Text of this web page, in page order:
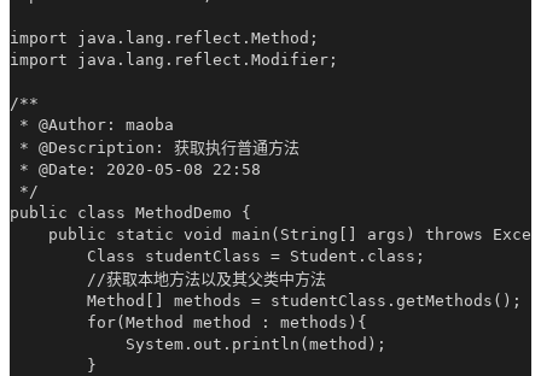
import java.lang.reflect.Method;
import java.lang.reflect.Modifier;
/**
* @Author: maoba
* @Description: 获取执行普通方法
* @Date: 2020-05-08 22:58
*/
public class MethodDemo {
public static void main(String[] args) throws
        Class studentClass = Student.class;
        //获取本地方法以及其父类中方法
        Method[] methods = studentClass.getMethods();
        for(Method method : methods){
            System.out.println(method);
        }